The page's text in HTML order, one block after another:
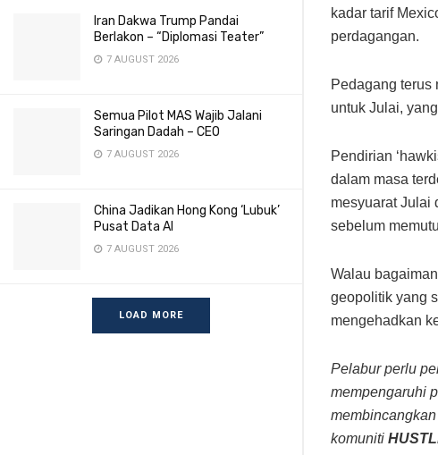
Iran Dakwa Trump Pandai
Berlakon – “Diplomasi Teater”
7 AUGUST 2026
Semua Pilot MAS Wajib Jalani
Saringan Dadah – CEO
7 AUGUST 2026
China Jadikan Hong Kong ‘Lubuk’
Pusat Data AI
7 AUGUST 2026
LOAD MORE
kadar tarif
perdagangan.
Pedagang terus
untuk Julai,
Pendirian
dalam masa
mesyuarat Julai
sebelum
Walau
geopolitik yang
mengehadkan
Pelabur perlu
mempengaruhi
komuniti